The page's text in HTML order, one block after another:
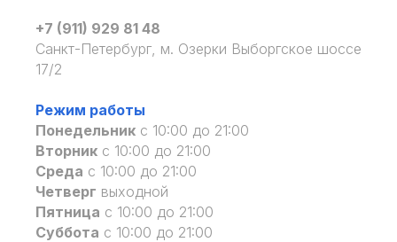
+7 (911) 929 81 48
Санкт-Петербург, м. Озерки Выборгское шоссе
17/2
Режим работы
Понедельник с 10:00 до 21:00
Вторник с 10:00 до 21:00
Среда с 10:00 до 21:00
Четверг выходной
Пятница с 10:00 до 21:00
Суббота с 10:00 до 21:00